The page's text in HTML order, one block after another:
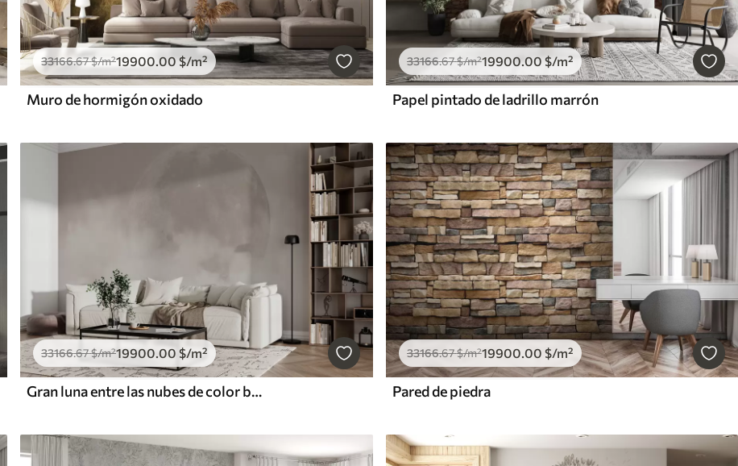
33166.67$/m²19900 .00 $/m²
Muro de hormigón oxidado
33166.67$/m²19900 .00$/m²
Papel pintado de ladrillo marrón
33166.67$/m²19900.00 $/m²
Gran luna entre las nubes de color beige estilo loft
33166.67$/m²19900.00 $/m²
Pared de piedra